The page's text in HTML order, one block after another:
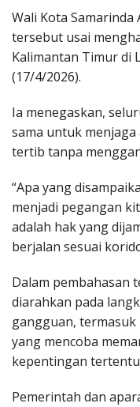
Wali Kota
tersebut usai
Kalimantan Timur di
(17/4/2026).
Ia menegaskan,
sama untuk
tertib tanpa
“Apa yang
menjadi pegangan
adalah hak yang
berjalan sesuai
Dalam pembahasan
diarahkan pada
gangguan,
yang mencoba
kepentingan
Pemerintah dan